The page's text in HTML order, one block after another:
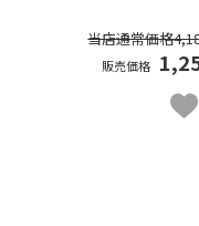
当店通常価格
販売価格